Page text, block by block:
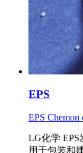
EPS
EPS
LG化学
用于包装和